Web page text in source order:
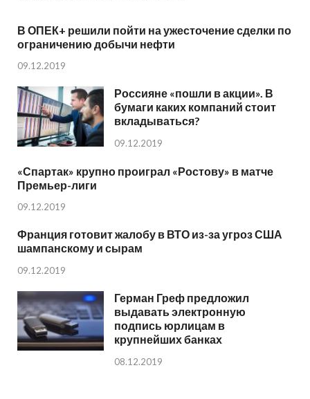
В ОПЕК+ решили пойти на ужесточение сделки по
ограничению добычи нефти
09.12.2019
Россияне «пошли в акции». В
бумаги каких компаний стоит
вкладываться?
09.12.2019
«Спартак» крупно проиграл «Ростову» в матче
Премьер-лиги
09.12.2019
Франция готовит жалобу в ВТО из-за угроз США
шампанскому и сырам
09.12.2019
Герман Греф предложил
выдавать электронную
подпись юрлицам в
крупнейших банках
08.12.2019